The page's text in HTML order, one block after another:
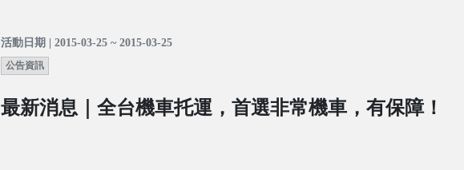
活動日期 | 2015-03-25 ~ 2015-03-25
公告資訊
最新消息｜全台機車托運，首選非常機車，有保障！